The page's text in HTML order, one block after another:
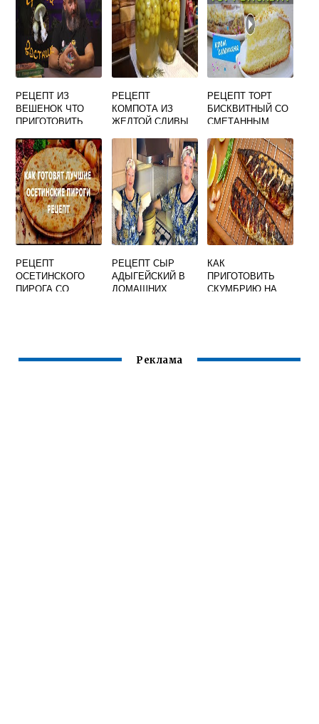
РЕЦЕПТ ИЗ
ВЕШЕНОК ЧТО
ПРИГОТОВИТЬ
РЕЦЕПТ
КОМПОТА ИЗ
ЖЕЛТОЙ СЛИВЫ
КОСТОЧКАМИ
РЕЦЕПТ ТОРТ
БИСКВИТНЫЙ СО
СМЕТАННЫМ
РЕЦЕПТ
ОСЕТИНСКОГО
ПИРОГА СО
РЕЦЕПТ СЫР
АДЫГЕЙСКИЙ В
ДОМАШНИХ
КАК
ПРИГОТОВИТЬ
СКУМБРИЮ НА
Реклама